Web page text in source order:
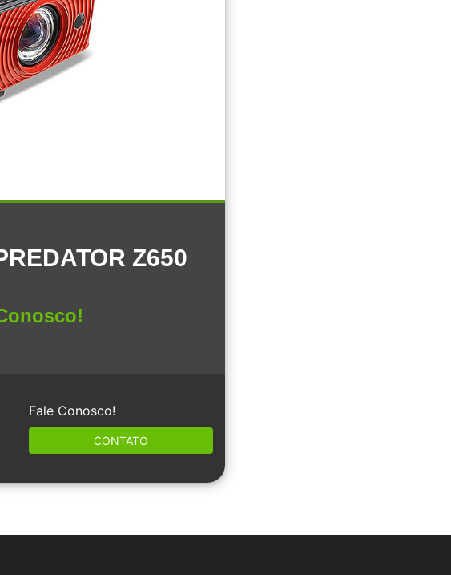
Z650
Fale Conosco!
CONTATO